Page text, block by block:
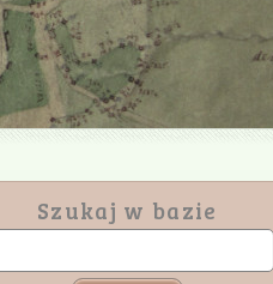
Szukaj w bazie